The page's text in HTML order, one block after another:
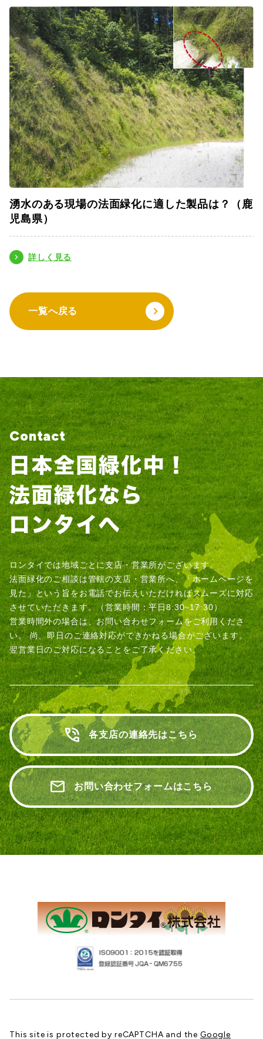
湧水のある現場の法面緑化に適した製品は？（鹿
児島県）
詳しく見る
一覧へ戻る
Contact
ロンタイでは地域ごとに支店・営業所がございます。
法面緑化のご相談は管轄の支店・営業所へ、「ホームページを
見た」という旨をお電話でお伝えいただければスムーズに対応
させていただきます。（営業時間：平日8:30~17:30）
営業時間外の場合は、お問い合わせフォームをご利用くださ
い。尚、即日のご連絡対応ができかねる場合がございます。
翌営業日のご対応になることをご了承ください。
各支店の連絡先はこちら
お問い合わせフォームはこちら
This site is protected by reCAPTCHA and the Google